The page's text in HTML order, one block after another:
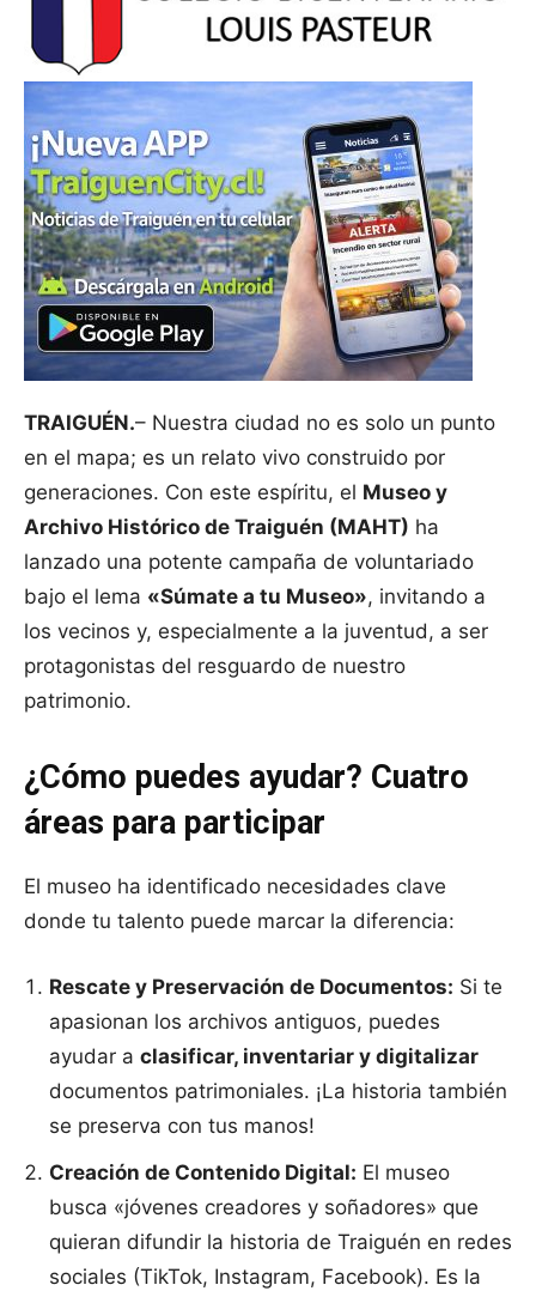
TRAIGUÉN.– Nuestra ciudad no es solo un punto
en el mapa; es un relato vivo construido por
generaciones. Con este espíritu, el Museo y
Archivo Histórico de Traiguén (MAHT) ha
lanzado una potente campaña de voluntariado
bajo el lema «Súmate a tu Museo», invitando a
los vecinos y, especialmente a la juventud, a ser
protagonistas del resguardo de nuestro
patrimonio.
¿Cómo puedes ayudar? Cuatro
áreas para participar
El museo ha identificado necesidades clave
donde tu talento puede marcar la diferencia:
Rescate y Preservación de Documentos: Si te
apasionan los archivos antiguos, puedes
ayudar a clasificar, inventariar y digitalizar
documentos patrimoniales. ¡La historia también
se preserva con tus manos!
Creación de Contenido Digital: El museo
busca «jóvenes creadores y soñadores» que
quieran difundir la historia de Traiguén en redes
sociales (TikTok, Instagram, Facebook). Es la